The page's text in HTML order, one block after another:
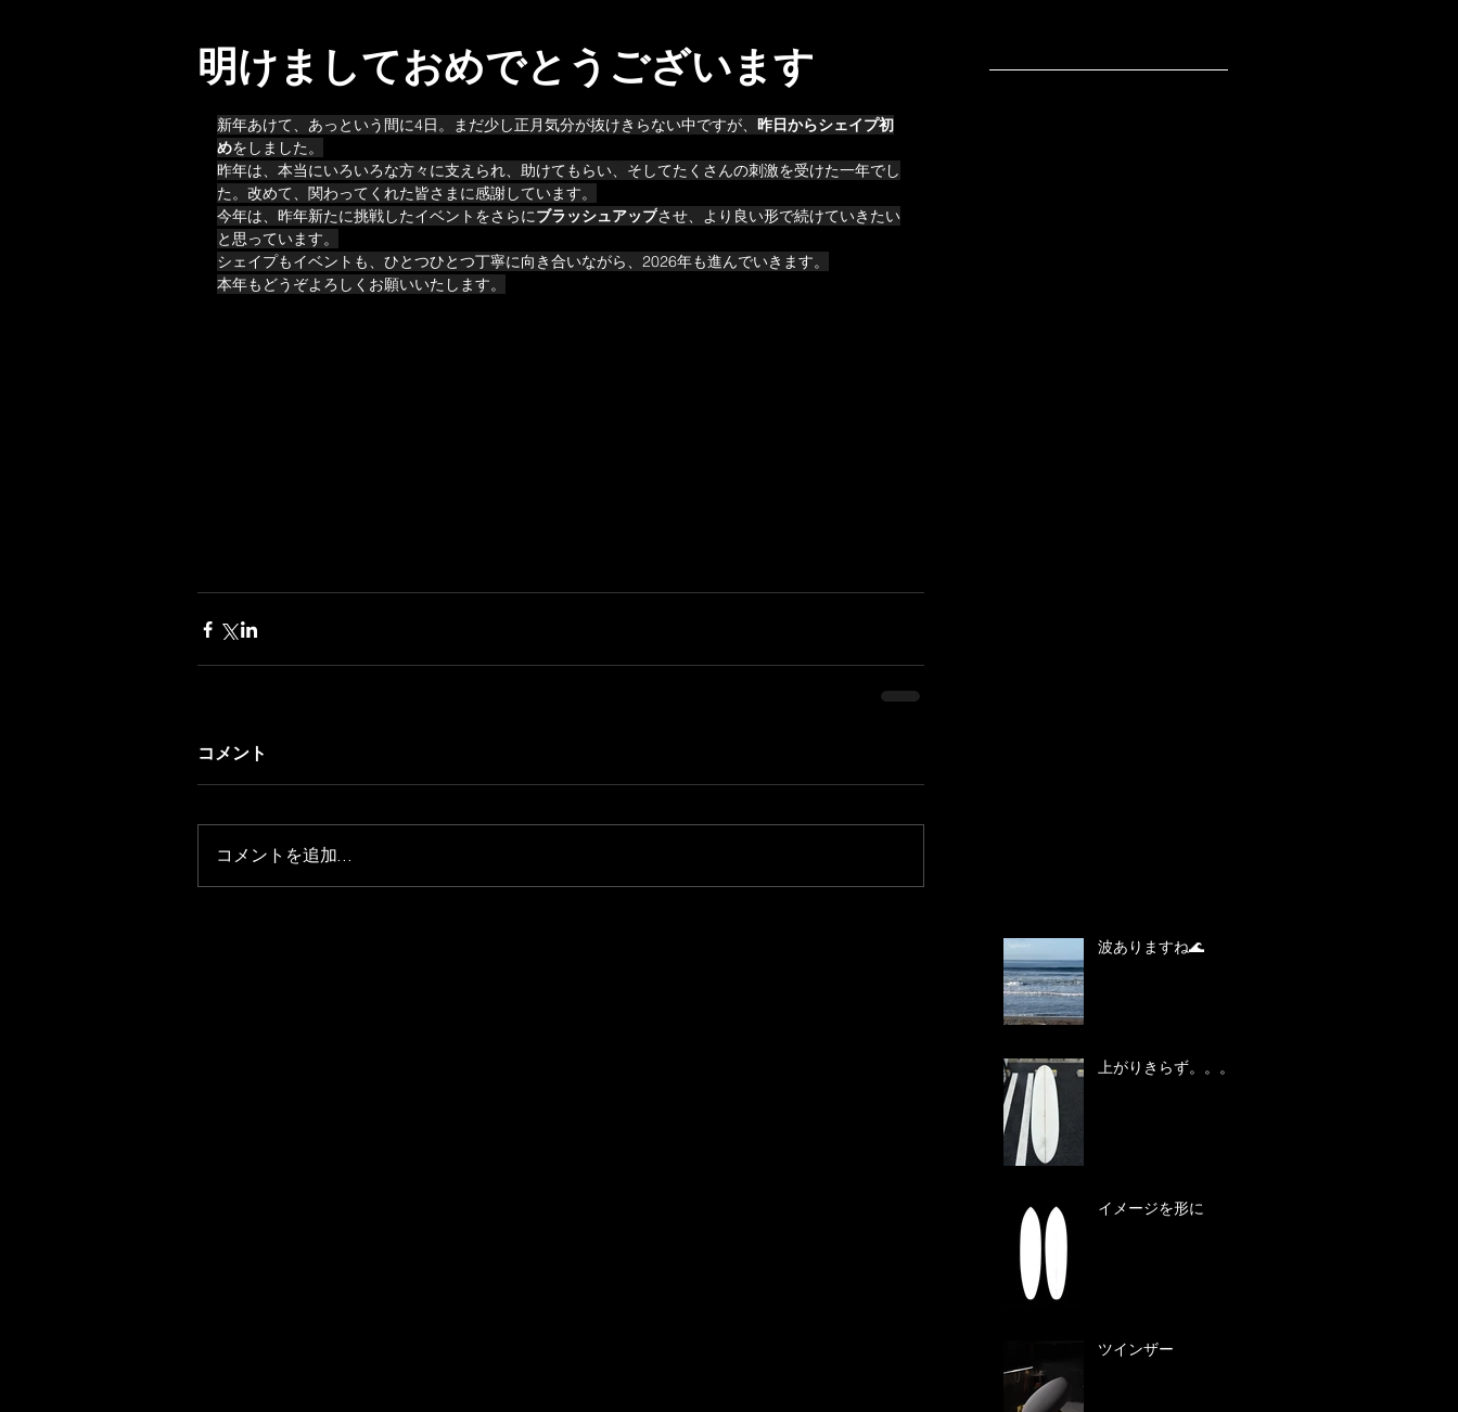
明けましておめでとうございます
新年あけて、あっという間に4日。まだ少し正月気分が抜けきらない中ですが、 昨日からシェイプ初
めをしました。
昨年は、本当にいろいろな方々に支えられ、助けてもらい、そしてたくさんの刺激を受けた一年でし
た。改めて、関わってくれた皆さまに感謝しています。
今年は、昨年新たに挑戦したイベントをさらにブラッシュアップさせ、より良い形で続けていきたい
と思っています。
シェイプもイベントも、ひとつひとつ丁寧に向き合いながら、2026年も進んでいきます。
本年もどうぞよろしくお願いいたします。
コメント
コメントを追加…
波ありますね🌊
上がりきらず。。。
イメージを形に
ツインザー